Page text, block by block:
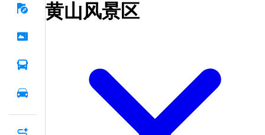
黄山风景区